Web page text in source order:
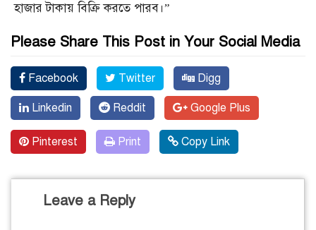
হাজার টাকায় বিক্রি করতে পারব।”
Please Share This Post in Your Social Media
Facebook Twitter Digg
Linkedin Reddit Google Plus
Pinterest Print Copy Link
Leave a Reply